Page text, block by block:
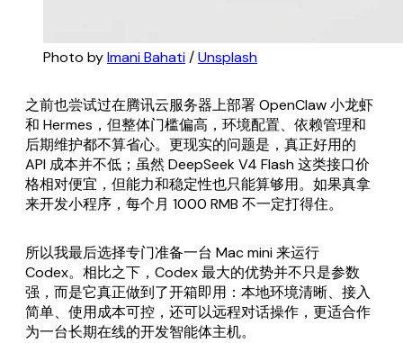
Photo by Imani Bahati / Unsplash
之前也尝试过在腾讯云服务器上部署 OpenClaw 小龙虾
和 Hermes，但整体门槛偏高，环境配置、依赖管理和
后期维护都不算省心。更现实的问题是，真正好用的
API 成本并不低；虽然 DeepSeek V4 Flash 这类接口价
格相对便宜，但能力和稳定性也只能算够用。如果真拿
来开发小程序，每个月 1000 RMB 不一定打得住。
所以我最后选择专门准备一台 Mac mini 来运行
Codex。相比之下，Codex 最大的优势并不只是参数
强，而是它真正做到了开箱即用：本地环境清晰、接入
简单、使用成本可控，还可以远程对话操作，更适合作
为一台长期在线的开发智能体主机。